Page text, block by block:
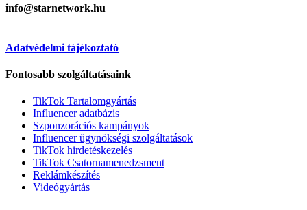
info@starnetwork.hu
Adatvédelmi tájékoztató
Fontosabb szolgáltatásaink
TikTok Tartalomgyártás
Influencer adatbázis
Szponzorációs kampányok
Influencer ügynökségi szolgáltatások
TikTok hirdetéskezelés
TikTok Csatornamenedzsment
Reklámkészítés
Videógyártás